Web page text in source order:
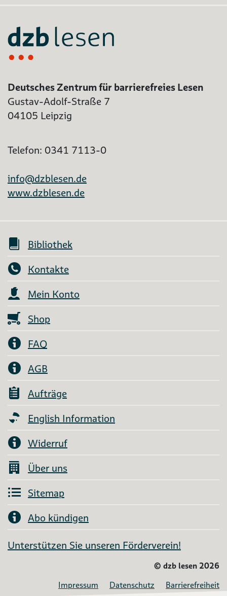
Deutsches Zentrum für barrierefreies Lesen
Gustav-Adolf-Straße 7
04105 Leipzig
Telefon: 0341 7113-0
info@dzblesen.de
www.dzblesen.de
Bibliothek
Kontakte
Mein Konto
Shop
FAQ
AGB
Aufträge
English Information
Widerruf
Über uns
Sitemap
Abo kündigen
Unterstützen Sie unseren Förderverein!
© dzb lesen 2026
Impressum
Datenschutz Barrierefreiheit